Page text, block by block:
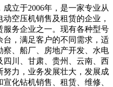
立于2006年，是一家专业从
空压机销售及租赁的企业，
务企业之一。现有各种型号
，满足客户的不同需求，适
察、船厂、房地产开发、水电
川、甘肃、贵州、云南、西
力，业务发展壮大，发展成
化钻机销售、租赁、维修、